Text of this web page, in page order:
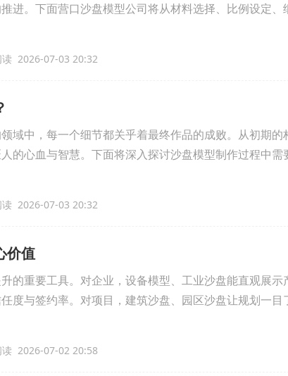
进。下面营口沙盘模型公司将从材料选择、比例设定、
读 2026-07-03 20:32
域中，每一个细节都关乎着最终作品的成败。从初期的
的心血与智慧。下面将深入探讨沙盘模型制作过程中需
读 2026-07-03 20:32
价值
的重要工具。对企业，设备模型、工业沙盘能直观展示
度与签约率。对项目，建筑沙盘、园区沙盘让规划一目
读 2026-07-02 20:58